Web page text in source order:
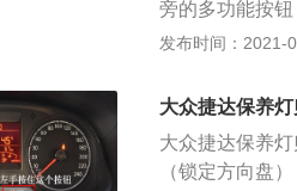
动机机油寿命
意外重置机油
旁的多功能按
按一次PWR/
（车辆信息）
E(发动机机油
（100%发动机
钮，百分比将
发布时间：2021-
大众捷达保养
大众捷达保养
（锁定方向盘